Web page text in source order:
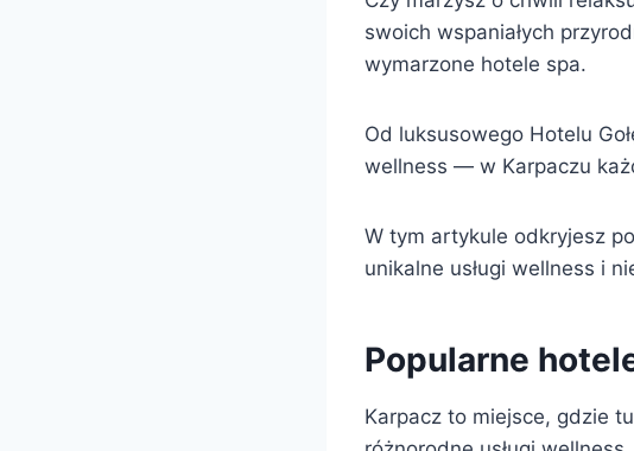
swoich wspaniałych
wymarzone hotele spa.
Od luksusowego Hotelu
wellness — w Karpaczu
W tym artykule odkryjesz
unikalne usługi wellness i
Popularne
Karpacz to miejsce, gdzie